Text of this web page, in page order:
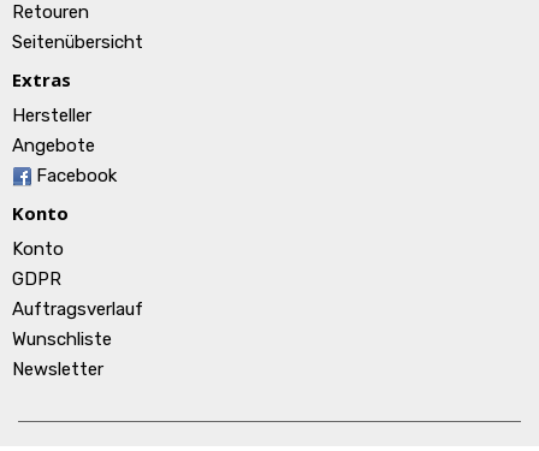
Retouren
Seitenübersicht
Extras
Hersteller
Angebote
Facebook
Konto
Konto
GDPR
Auftragsverlauf
Wunschliste
Newsletter